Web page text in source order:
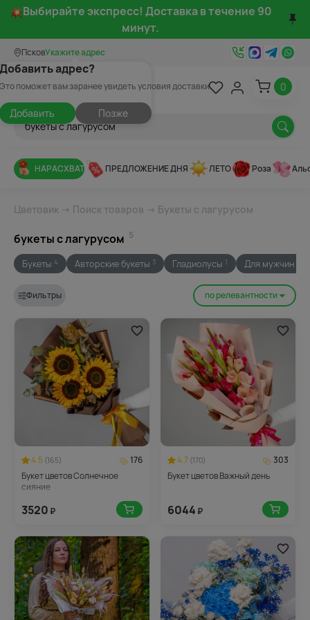
Выбирайте экспресс! Доставка в течение 90
минут.
ПсковУкажите адрес
адрес?
поможет вам заранее увидеть условия доставки
Добавить Позже
0
НАРАСХВАТ ПРЕДЛОЖЕНИЕ ДНЯ ЛЕТО Роза
Цветовик → Поиск товаров → Букеты с лагурусом
букеты с лагурусом 5
Букеты 4 Авторские букеты 3 Гладиолусы 1 Для мужчин
Фильтры по релевантности
4.5 (165)
176
Букет цветов Солнечное
сияние
3520 ₽
4.7 (170)
303
Букет цветов Важный день
6044 ₽